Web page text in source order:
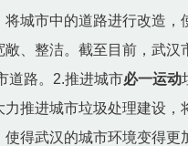
城市中的道路进行改造，
、整洁。截至目前，武汉
道路。2.推进城市必一运动
推进城市垃圾处理建设，
使得武汉的城市环境变得更